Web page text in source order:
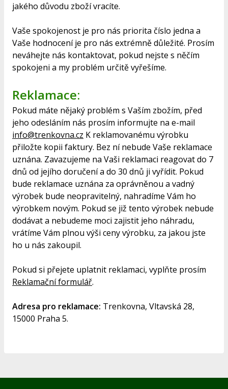
jakého důvodu zboží vracíte.
Vaše spokojenost je pro nás priorita číslo jedna a
Vaše hodnocení je pro nás extrémně důležité. Prosím
neváhejte nás kontaktovat, pokud nejste s něčím
spokojeni a my problém určitě vyřešíme.
Reklamace:
Pokud máte nějaký problém s Vaším zbožím, před
jeho odesláním nás prosím informujte na e-mail
info@trenkovna.cz K reklamovanému výrobku
přiložte kopii faktury. Bez ní nebude Vaše reklamace
uznána. Zavazujeme na Vaši reklamaci reagovat do 7
dnů od jejího doručení a do 30 dnů ji vyřídit. Pokud
bude reklamace uznána za oprávněnou a vadný
výrobek bude neopravitelný, nahradíme Vám ho
výrobkem novým. Pokud se již tento výrobek nebude
dodávat a nebudeme moci zajistit jeho náhradu,
vrátíme Vám plnou výši ceny výrobku, za jakou jste
ho u nás zakoupil.
Pokud si přejete uplatnit reklamaci, vyplňte prosím
Reklamační formulář.
Adresa pro reklamace: Trenkovna, Vltavská 28,
15000 Praha 5.